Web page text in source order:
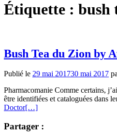
Étiquette : bush
Bush Tea du Zion by
Publié le 29 mai 201730 mai 2017
Pharmacomanie Comme certains,
être identifiées et cataloguées dans
Doctor[…]
Partager :